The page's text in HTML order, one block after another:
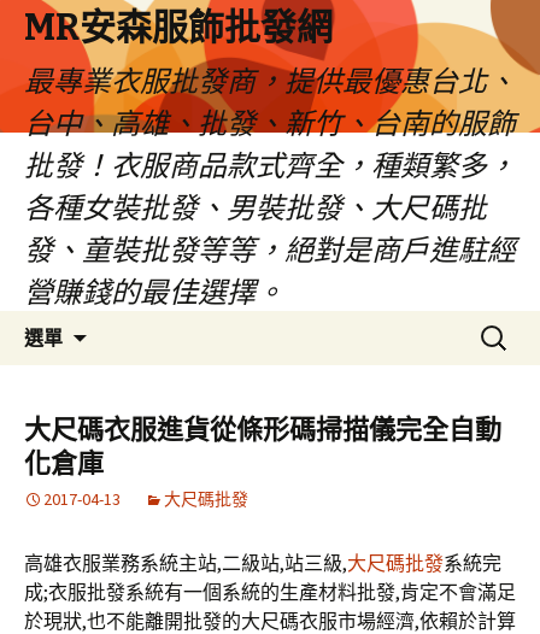
MR安森服飾批發網
最專業衣服批發商，提供最優惠台北、
台中、高雄、批發、新竹、台南的服飾
批發！衣服商品款式齊全，種類繁多，
各種女裝批發、男裝批發、大尺碼批
發、童裝批發等等，絕對是商戶進駐經
營賺錢的最佳選擇。
選單
容
區
搜
尋
鍵
字:
大尺碼衣服進貨從條形碼掃描儀完全自動
化倉庫
2017-04-13 大尺碼批發
高雄衣服業務系統主站,二級站,站三級,大尺碼批發系統完
成;衣服批發系統有一個系統的生產材料批發,肯定不會滿足
於現狀,也不能離開批發的大尺碼衣服市場經濟,依賴於計算